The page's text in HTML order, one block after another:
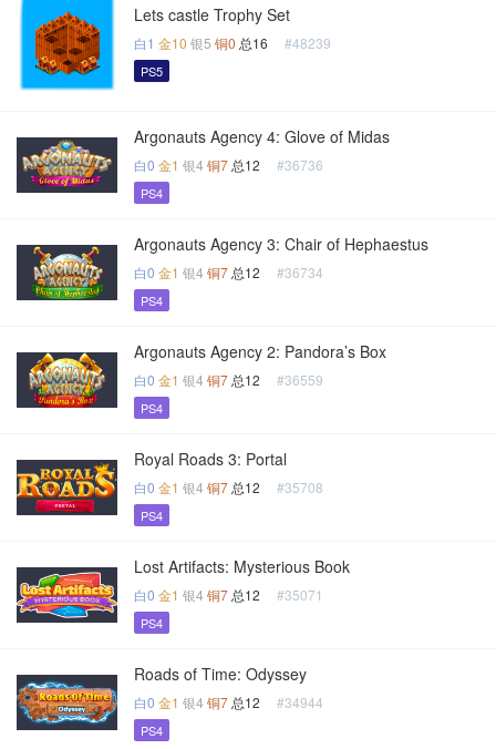
Lets castle Trophy Set
白1 金10 银5 铜0 总16 #48239
PS5
Argonauts Agency 4: Glove of Midas
白0 金1 银4 铜7 总12 #36736
PS4
Argonauts Agency 3: Chair of Hephaestus
白0 金1 银4 铜7 总12 #36734
PS4
Argonauts Agency 2: Pandora’s Box
白0 金1 银4 铜7 总12 #36559
PS4
Royal Roads 3: Portal
白0 金1 银4 铜7 总12 #35708
PS4
Lost Artifacts: Mysterious Book
白0 金1 银4 铜7 总12 #35071
PS4
Roads of Time: Odyssey
白0 金1 银4 铜7 总12 #34944
PS4